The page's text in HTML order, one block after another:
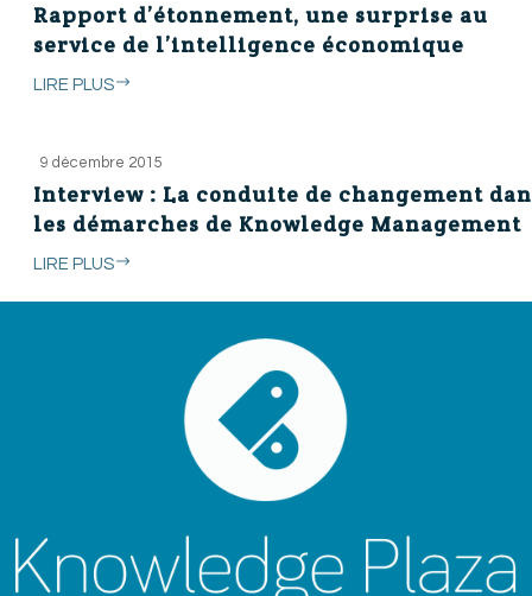
Rapport d’étonnement, une surprise au
service de l’intelligence économique
LIRE PLUS
9 décembre 2015
Interview : La conduite de changement
les démarches de Knowledge Management
LIRE PLUS